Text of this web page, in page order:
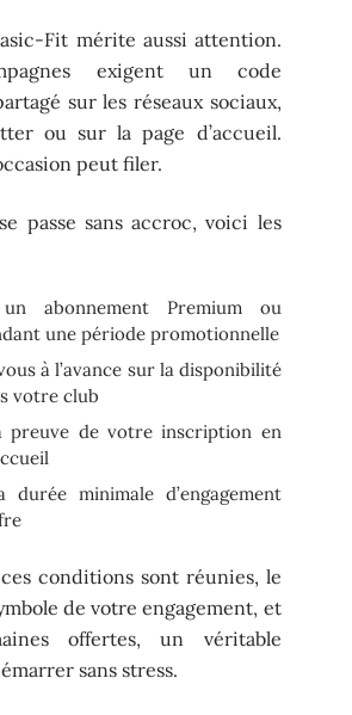
Fit mérite aussi attention.
exigent un code
sur les réseaux sociaux,
ou sur la page d’accueil.
peut filer.
passe sans accroc, voici les
un abonnement Premium ou
une période promotionnelle
à l’avance sur la disponibilité
votre club
preuve de votre inscription en
durée minimale d’engagement
conditions sont réunies, le
de votre engagement, et
offertes, un véritable
sans stress.